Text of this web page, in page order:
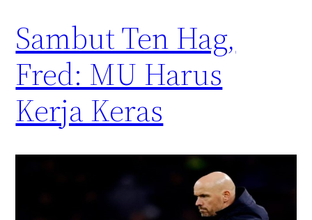
Sambut Ten Hag,
Fred: MU Harus
Kerja Keras